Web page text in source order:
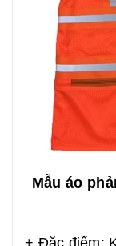
Mẫu áo
+ Đặc điểm: